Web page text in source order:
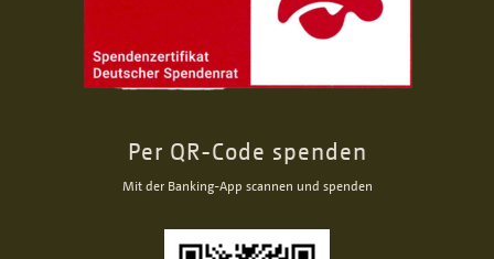
Per QR-Code spenden
Mit der Banking-App scannen und spenden